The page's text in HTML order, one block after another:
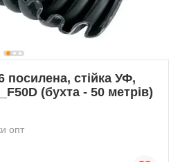
посилена, стійка УФ,
(бухта - 50 метрів)
опт